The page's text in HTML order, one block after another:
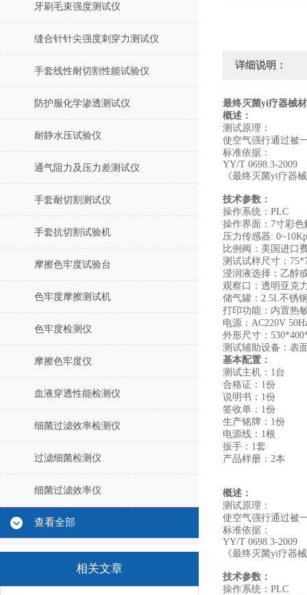
牙刷毛束强度测试仪
缝合针针尖强度刺穿力测试仪
手套线性耐切割性能试验仪
防护服化学渗透测试仪
耐静水压试验仪
通气阻力及压力差测试仪
手套耐切割测试仪
手套抗切割试验机
摩擦色牢度试验台
色牢度摩擦测试机
色牢度检测仪
摩擦色牢度仪
血液穿透性能检测仪
细菌过滤效率检测仪
过滤细菌检测仪
细菌过滤效率仪
查看全部
相关文章
详细说明：
最终灭菌yi疗器械
概述：
测试原理：
使空气强行通过被
‌标准依据‌：
YY/T 0698.3-2009
《最终灭菌yi疗器
‌技术参数：
操作系统：PLC
操作界面：7寸彩
压力传感器:
比例阀：美国进口
测试试样尺寸：
浸润液选择‌：乙醇
观察口：透明亚克
储气罐：2.5L不锈
打印功能：内置热
电源：AC220V
外形尺寸：
测试辅助设备：表
基本配置：
测试主机：1台
合格证：1份
说明书：1份
签收单：1份
生产铭牌：1份
电源线：1根
扳手：1套
产品样册：2本
概述：
测试原理：
使空气强行通过被
‌标准依据‌：
YY/T 0698.3-2009
《最终灭菌yi疗器
‌技术参数：
操作系统：PLC